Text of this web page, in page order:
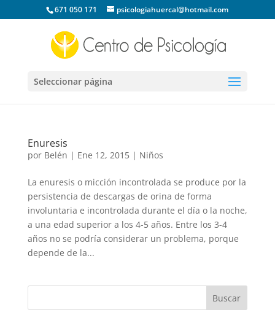
671 050 171 psicologiahuercal@hotmail.com
Seleccionar página
Enuresis
por Belén | Ene 12, 2015| Niños
La enuresis o micción incontrolada se produce por la
persistencia de descargas de orina de forma
involuntaria e incontrolada durante el día o la noche,
a una edad superior a los 4-5 años. Entre los 3-4
años no se podría considerar un problema, porque
depende de la...